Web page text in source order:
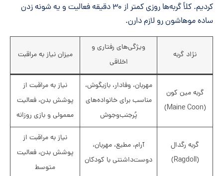
کردیم. کلاً گربه‌ها روزی کمتر از ۳۰ دقیقه فعالیت و یه شونه زدن
ساده موهاشون رو لازم دارن.
نژاد گربه
ویژگی‌های رفتاری و
اخلاقی
میزان نیاز به مراقبت
گربه مین کون
(Maine Coon)
مهربان، وفادار، بازیگوش،
مناسب برای خانواده‌های
پُرجنب‌وجوش
نیاز به مراقبت از
پوشش بدن، فعالیت
معمولی و بازی روزانه
گربه رگدال
(Ragdoll)
آرام، مطیع، مهربان،
دوست‌داشتنی با کودکان
نیاز به مراقبت از
پوشش بدن، فعالیت
متوسط